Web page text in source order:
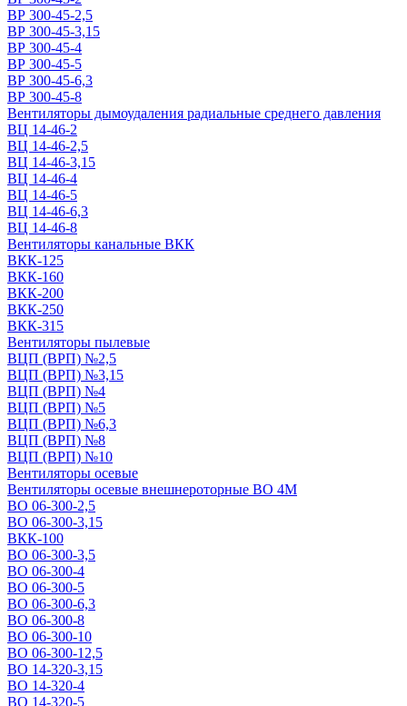
ВР 300-45-2,5
ВР 300-45-3,15
ВР 300-45-4
ВР 300-45-5
ВР 300-45-6,3
ВР 300-45-8
Вентиляторы дымоудаления радиальные среднего давления
ВЦ 14-46-2
ВЦ 14-46-2,5
ВЦ 14-46-3,15
ВЦ 14-46-4
ВЦ 14-46-5
ВЦ 14-46-6,3
ВЦ 14-46-8
Вентиляторы канальные ВКК
ВКК-125
ВКК-160
ВКК-200
ВКК-250
ВКК-315
Вентиляторы пылевые
ВЦП (ВРП) №2,5
ВЦП (ВРП) №3,15
ВЦП (ВРП) №4
ВЦП (ВРП) №5
ВЦП (ВРП) №6,3
ВЦП (ВРП) №8
ВЦП (ВРП) №10
Вентиляторы осевые
Вентиляторы осевые внешнероторные ВО 4М
ВО 06-300-2,5
ВО 06-300-3,15
ВКК-100
ВО 06-300-3,5
ВО 06-300-4
ВО 06-300-5
ВО 06-300-6,3
ВО 06-300-8
ВО 06-300-10
ВО 06-300-12,5
ВО 14-320-3,15
ВО 14-320-4
ВО 14-320-5